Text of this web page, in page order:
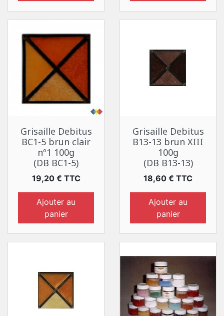
Grisaille Debitus
BC1-5 brun clair
nº1 100g
(DB BC1-5)
Prix
19,20 € TTC
Ajouter au
panier
Grisaille Debitus
B13-13 brun XIII
100g
(DB B13-13)
Prix
18,60 € TTC
Ajouter au
panier